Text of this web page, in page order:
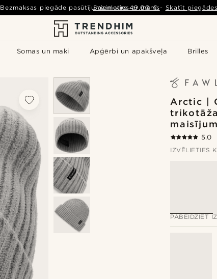
Somas un maki Apģērbi un apakšveļa Brilles
Bezmaksas piegāde pasūtījumiem virs49,00 € - Skatīt
Sazinieties ar mums
Arctic |
5.0
IZVĒLIETIES
PABEIDZIET